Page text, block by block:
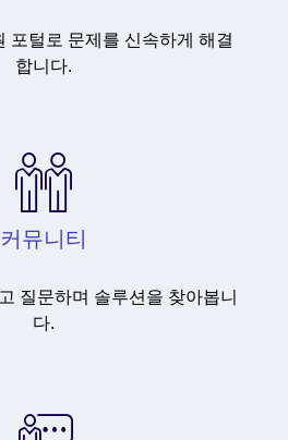
포털로 문제를 신속하게 해결
합니다.
커뮤니티
질문하며 솔루션을 찾아봅니
다.